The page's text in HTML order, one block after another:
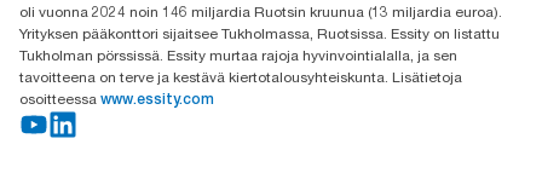
oli vuonna 2024 noin 146 miljardia Ruotsin kruunua (13 miljardia euroa).
Yrityksen pääkonttori sijaitsee Tukholmassa, Ruotsissa. Essity on listattu
Tukholman pörssissä. Essity murtaa rajoja hyvinvointialalla, ja sen
tavoitteena on terve ja kestävä kiertotalousyhteiskunta. Lisätietoja
osoitteessa www.essity.com